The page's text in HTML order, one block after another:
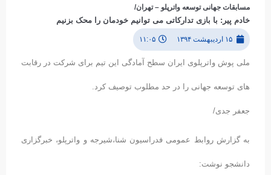
مسابقات جهانی توسعه واترپلو – تهران/
خادم پیر: با بازی تدارکاتی می توانیم خودمان را محک بزنیم
۱۵ اردیبهشت ۱۳۹۴ ۱۱:۰۵
ملی پوش واترپلوی ایران سطح آمادگی این تیم برای شرکت در رقابت
های توسعه جهانی را در حد مطلوب توصیف کرد.
جعفر جدی/
به گزارش روابط عمومی فدراسیون شنا،شیرجه و واترپلو، خبرگزاری
دانشجو نوشت: